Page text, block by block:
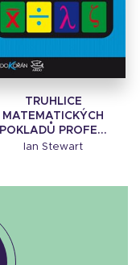
TRUHLICE
MATEMATICKÝCH
POKLADŮ PROFE...
Ian Stewart